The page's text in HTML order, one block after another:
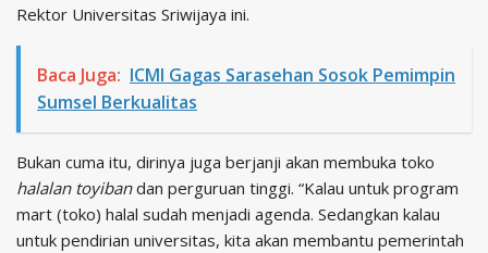
Rektor Universitas Sriwijaya ini.
Baca Juga: ICMI Gagas Sarasehan Sosok Pemimpin
Sumsel Berkualitas
Bukan cuma itu, dirinya juga berjanji akan membuka toko
halalan toyibandan perguruan tinggi. “Kalau untuk program
mart (toko) halal sudah menjadi agenda. Sedangkan kalau
untuk pendirian universitas, kita akan membantu pemerintah